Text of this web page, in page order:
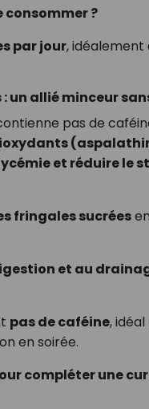
consommer ?
par jour,
: un allié minceur
pas de
et réduire le
fringales sucrées
et au
pas de caféine,
en soirée.
compléter une